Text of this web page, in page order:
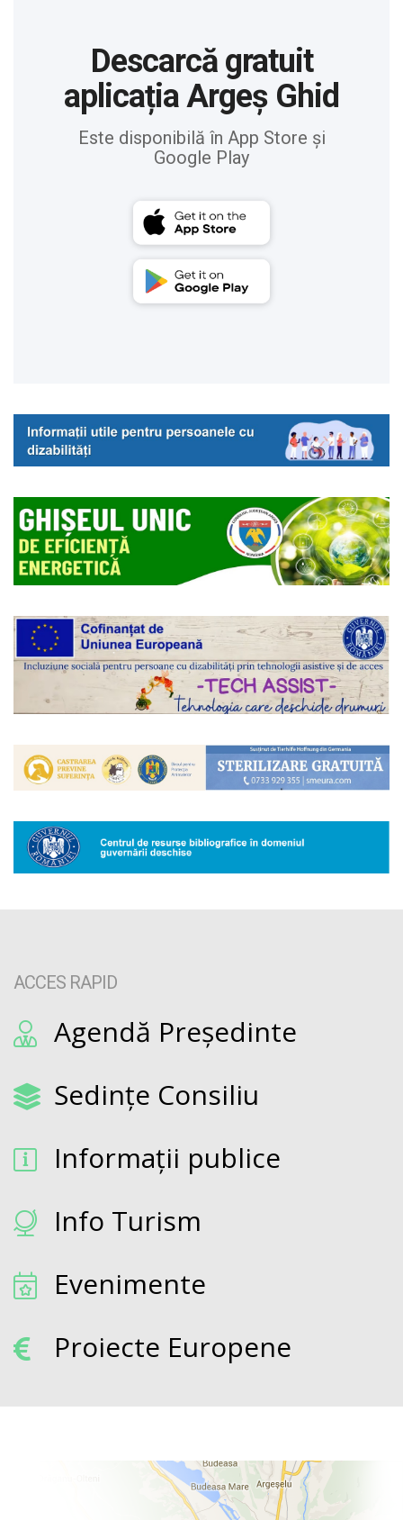
Descarcă gratuit
aplicația Argeș Ghid
Este disponibilă în App Store și
Google Play
ACCES RAPID
Agendă Președinte
Sedințe Consiliu
Informații publice
Info Turism
Evenimente
Proiecte Europene